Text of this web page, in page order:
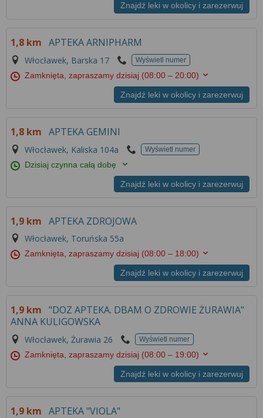
Znajdź leki w okolicy i zarezerwuj
1,8 km APTEKA ARNIPHARM
Włocławek, Barska 17 Wyświetl numer
Zamknięta, zapraszamy dzisiaj (08:00 – 20:00)
Znajdź leki w okolicy i zarezerwuj
1,8 km APTEKA GEMINI
Włocławek, Kaliska 104a Wyświetl numer
Dzisiaj czynna całą dobę
Znajdź leki w okolicy i zarezerwuj
1,9 km APTEKA ZDROJOWA
Włocławek, Toruńska 55a
Zamknięta, zapraszamy dzisiaj (08:00 – 18:00)
Znajdź leki w okolicy i zarezerwuj
1,9 km "DOZ APTEKA. DBAM O ZDROWIE ŻURAWIA"
ANNA KULIGOWSKA
Włocławek, Żurawia 26 Wyświetl numer
Zamknięta, zapraszamy dzisiaj (08:00 – 19:00)
Znajdź leki w okolicy i zarezerwuj
1,9 km APTEKA "VIOLA"